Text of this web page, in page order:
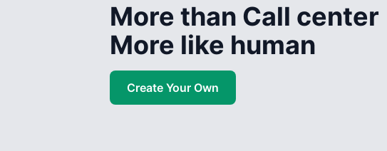
More than Call center
More like human
Create Your Own